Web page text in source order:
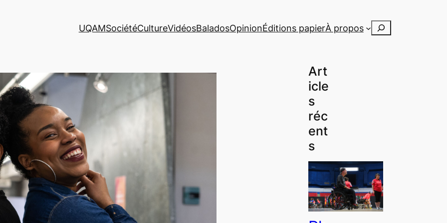
UQAMSociétéCultureVidéosBaladosOpinionÉditions papierÀ propos Rechercher
Art
icle
s
réc
ent
s